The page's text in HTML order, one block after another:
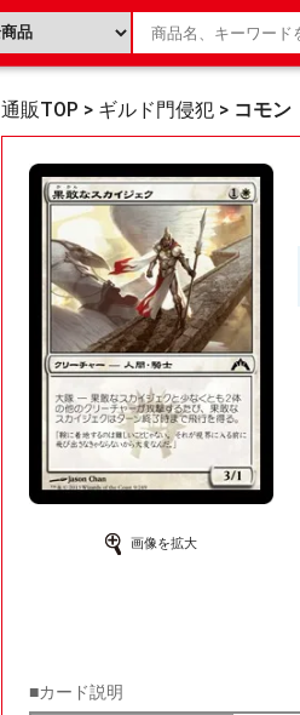
通販TOP > ギルド門侵犯 > コモン
画像を拡大
■カード説明